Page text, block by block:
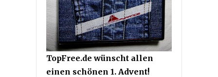
TopFree.de wünscht allen
einen schönen 1. Advent!